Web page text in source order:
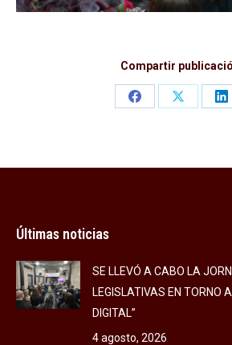
Compartir
Share
Share
Últimas noticias
SE LLEVÓ A CABO LA
LEGISLATIVAS EN TORNO
DIGITAL”
4 agosto, 2026